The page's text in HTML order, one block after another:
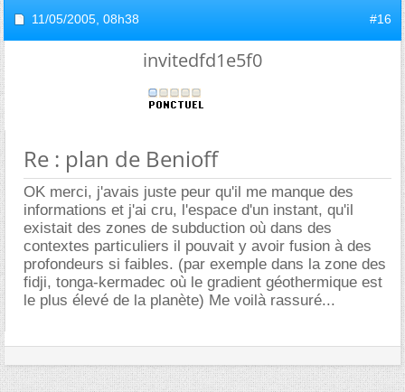
11/05/2005, 08h38 #16
invitedfd1e5f0
Re : plan de Benioff
OK merci, j'avais juste peur qu'il me manque des
informations et j'ai cru, l'espace d'un instant, qu'il
existait des zones de subduction où dans des
contextes particuliers il pouvait y avoir fusion à des
profondeurs si faibles. (par exemple dans la zone des
fidji, tonga-kermadec où le gradient géothermique est
le plus élevé de la planète) Me voilà rassuré...